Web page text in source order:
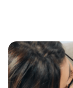
и
им